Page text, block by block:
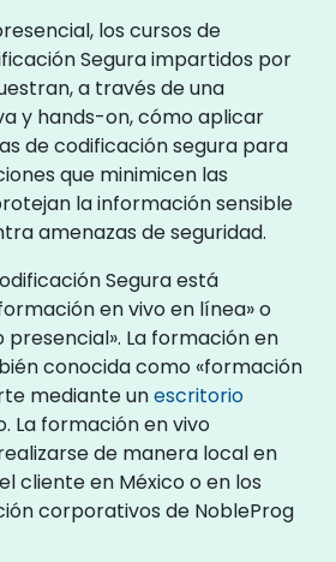
los cursos de
Segura impartidos por
a través de una
y hands-on, cómo aplicar
de codificación segura para
que minimicen las
la información sensible
amenazas de seguridad.
Segura está
en vivo en línea» o
presencial». La formación en
conocida como «formación
mediante unescritorio
La formación en vivo
de manera local en
cliente en México o en los
corporativos de NobleProg